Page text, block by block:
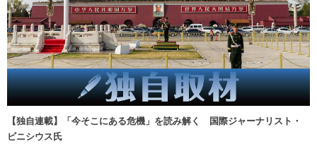
【独自連載】「今そこにある危機」を読み解く 国際ジャーナリスト・
ビニシウス氏